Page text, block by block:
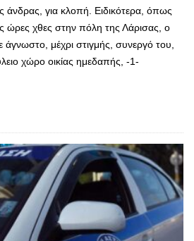
άνδρας, για κλοπή. Ειδικότερα, όπως
ώρες χθες στην πόλη της Λάρισας, ο
μέχρι στιγμής, συνεργό του,
χώρο οικίας ημεδαπής, -1-